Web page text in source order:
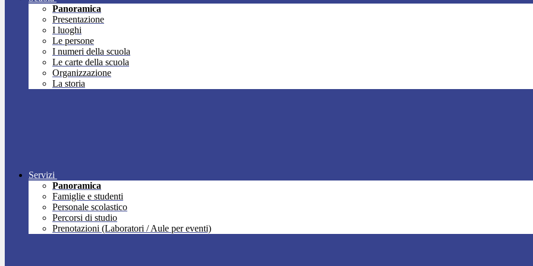
Panoramica
Presentazione
I luoghi
Le persone
I numeri della scuola
Le carte della scuola
Organizzazione
La storia
Servizi
Panoramica
Famiglie e studenti
Personale scolastico
Percorsi di studio
Prenotazioni (Laboratori / Aule per eventi)